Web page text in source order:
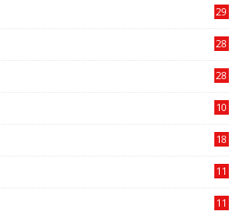
29
28
28
10
18
11
11